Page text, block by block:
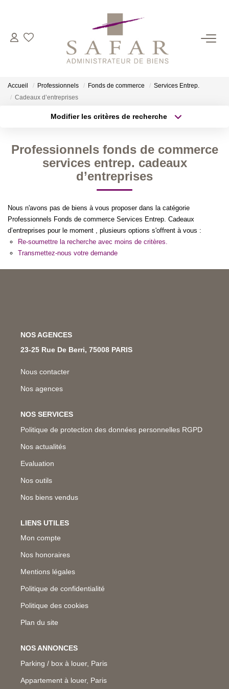
NOS CABINETS
Gescofim – Finorgest Paris
Gescofim - Finorgest Aulnay
Nous Rejoindre
NOS MÉTIERS
Nos Métiers
Nos Lettres Trimestrielles
EVALUATION
Accueil Professionnels Fonds de commerce
Services Entrep.
Cadeaux d’entreprises
Modifier les critères de recherche
Sélectionnez...
Type de bien
Créer une alerte
Professionnels fonds de commerce
services entrep. cadeaux
d’entreprises
Nous n'avons pas de biens à vous proposer dans la catégorie
Professionnels Fonds de commerce Services Entrep. Cadeaux
d’entreprises pour le moment , plusieurs options s'offrent à vous :
Re-soumettre la recherche avec moins de critères.
Transmettez-nous votre demande
NOS AGENCES
23-25 Rue De Berri, 75008 PARIS
Nous contacter
Nos agences
NOS SERVICES
Politique de protection des données personnelles RGPD
Nos actualités
Evaluation
Nos outils
Nos biens vendus
LIENS UTILES
Mon compte
Nos honoraires
Mentions légales
Politique de confidentialité
Politique des cookies
Plan du site
NOS ANNONCES
Parking / box à louer, Paris
Appartement à louer, Paris